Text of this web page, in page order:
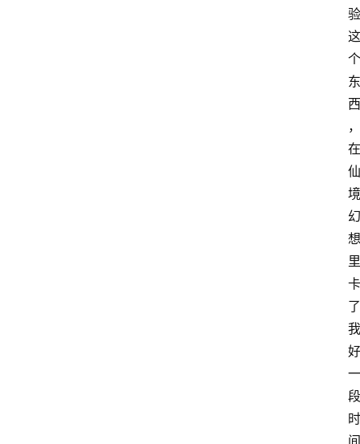
验
这
个
东
西
，
在
仙
境
幻
想
里
卡
了
我
好
一
段
时
间